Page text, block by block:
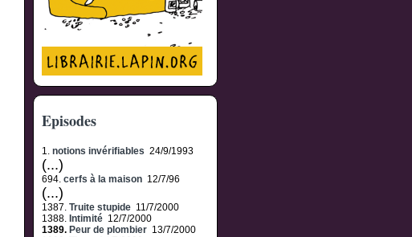
Episodes
1. notions invérifiables 24/9/1993
(...)
694. cerfs à la maison 12/7/96
(...)
1387. Truite stupide 11/7/2000
1388. Intimité 12/7/2000
1389. Peur de plombier 13/7/2000